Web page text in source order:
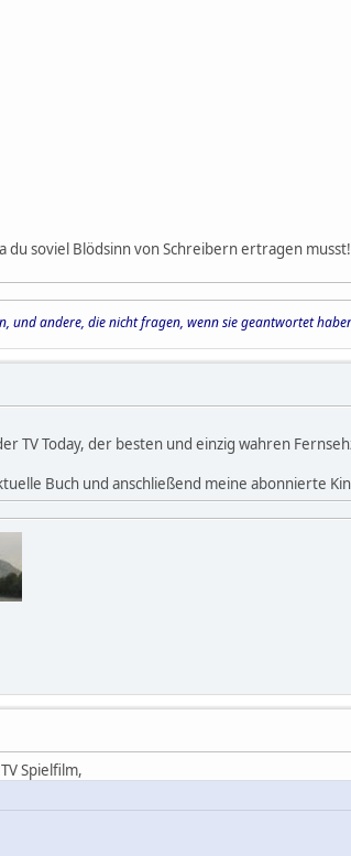
du soviel Blödsinn von Schreibern ertragen musst!
und andere, die nicht fragen, wenn sie geantwortet
TV Today, der besten und einzig wahren
Buch und anschließend meine abonnierte
Spielfilm,